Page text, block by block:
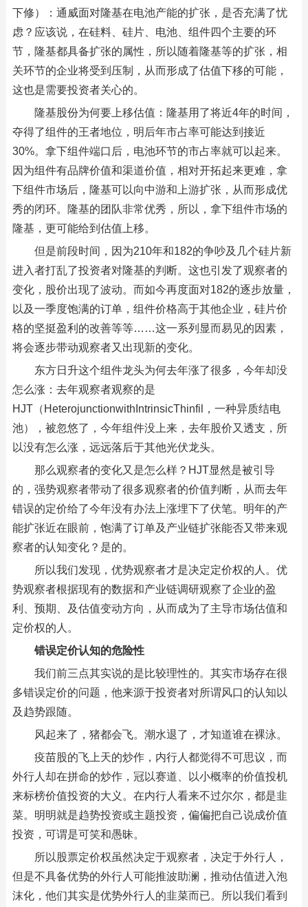
下修）：通威面对隆基在电池产能的扩张，是否充满了忧
虑？应该说，在硅料、硅片、电池、组件四个主要的环
节，隆基都具备扩张的属性，所以随着隆基等的扩张，相
关环节的企业将受到压制，从而形成了估值下移的可能，
这也是需要投资者关心的。
隆基股份为何要上移估值：隆基用了将近4年的时间，
夺得了组件的王者地位，明后年市占率可能达到接近
30%。拿下组件端口后，电池环节的市占率就可以起来。
因为组件有品牌价值和渠道价值，相对开拓起来更难，拿
下组件市场后，隆基可以向中游和上游扩张，从而形成优
秀的闭环。隆基的团队非常优秀，所以，拿下组件市场的
隆基，更可能给到估值上移。
但是前段时间，因为210年和182的争吵及几个硅片新
进入者打乱了投资者对隆基的判断。这也引发了观察者的
变化，股价出现了波动。而如今再度面对182的逐步放量，
以及一季度饱满的订单，组件价格高于其他企业，硅片价
格的坚挺盈利的改善等等……这一系列显而易见的因素，
将会逐步带动观察者又出现新的变化。
东方日升这个组件龙头为何去年涨了很多，今年却没
怎么涨：去年观察者观察的是
HJT（HeterojunctionwithIntrinsicThinfil，一种异质结电
池），被忽悠了，今年组件没上来，去年股价又透支，所
以没有怎么涨，远远落后于其他光伏龙头。
那么观察者的变化又是怎么样？HJT显然是被引导
的，强势观察者带动了很多观察者的价值判断，从而去年
错误的定价给了今年没有办法上涨埋下了伏笔。明年的产
能扩张近在眼前，饱满了订单及产业链扩张能否又带来观
察者的认知变化？是的。
所以我们发现，优势观察者才是决定定价权的人。优
势观察者根据现有的数据和产业链调研观察了企业的盈
利、预期、及估值变动方向，从而成为了主导市场估值和
定价权的人。
错误定价认知的危险性
我们前三点其实说的是比较理性的。其实市场存在很
多错误定价的问题，他来源于投资者对所谓风口的认知以
及趋势跟随。
风起来了，猪都会飞。潮水退了，才知道谁在裸泳。
疫苗股的飞上天的炒作，内行人都觉得不可思议，而
外行人却在拼命的炒作，冠以赛道、以小概率的价值投机
来标榜价值投资的大义。在内行人看来不过尔尔，都是韭
菜。明明就是趋势投资或主题投资，偏偏把自己说成价值
投资，可谓是可笑和愚昧。
所以股票定价权虽然决定于观察者，决定于外行人，
但是不具备优势的外行人可能推波助澜，推动估值进入泡
沫化，他们其实是优势外行人的韭菜而已。所以我们看到